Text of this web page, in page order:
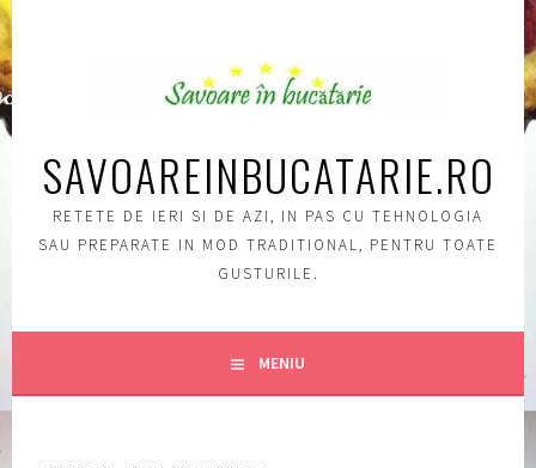
Sări
la
conţinut
SAVOAREINBUCATARIE.RO
RETETE DE IERI SI DE AZI, IN PAS CU TEHNOLOGIA
SAU PREPARATE IN MOD TRADITIONAL, PENTRU TOATE
GUSTURILE.
MENIU